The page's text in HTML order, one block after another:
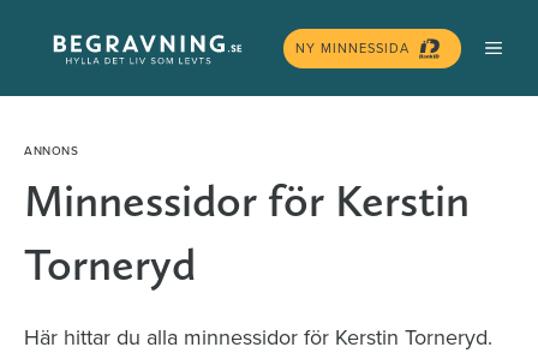
innehåll
NY MINNESSIDA
Minnessidor för Kerstin
Torneryd
Här hittar du alla minnessidor för Kerstin Torneryd.